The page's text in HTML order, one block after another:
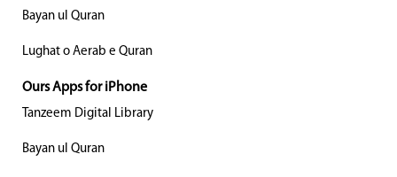
Bayan ul Quran
Lughat o Aerab e Quran
Ours Apps for iPhone
Tanzeem Digital Library
Bayan ul Quran